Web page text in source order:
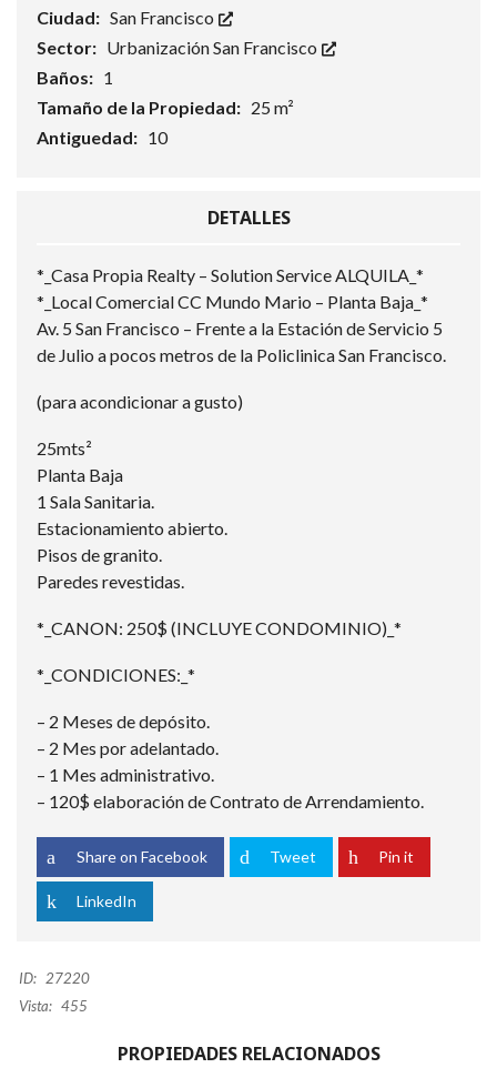
Ciudad: San Francisco
Sector: Urbanización San Francisco
Baños: 1
Tamaño de la Propiedad: 25 m²
Antiguedad: 10
DETALLES
*_Casa Propia Realty – Solution Service ALQUILA_*
*_Local Comercial CC Mundo Mario – Planta Baja_*
Av. 5 San Francisco – Frente a la Estación de Servicio 5
de Julio a pocos metros de la Policlinica San Francisco.
(para acondicionar a gusto)
25mts²
Planta Baja
1 Sala Sanitaria.
Estacionamiento abierto.
Pisos de granito.
Paredes revestidas.
*_CANON: 250$ (INCLUYE CONDOMINIO)_*
*_CONDICIONES:_*
– 2 Meses de depósito.
– 2 Mes por adelantado.
– ⁠1 Mes administrativo.
– 120$ elaboración de Contrato de Arrendamiento.
Share on Facebook Tweet Pin it
LinkedIn
ID: 27220
Vista: 455
PROPIEDADES RELACIONADOS